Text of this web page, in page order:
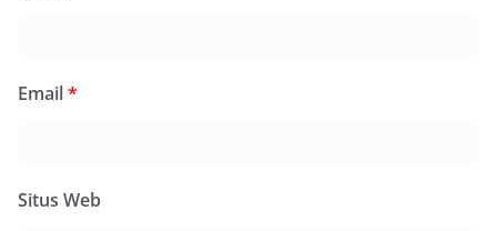
Email*
Situs Web